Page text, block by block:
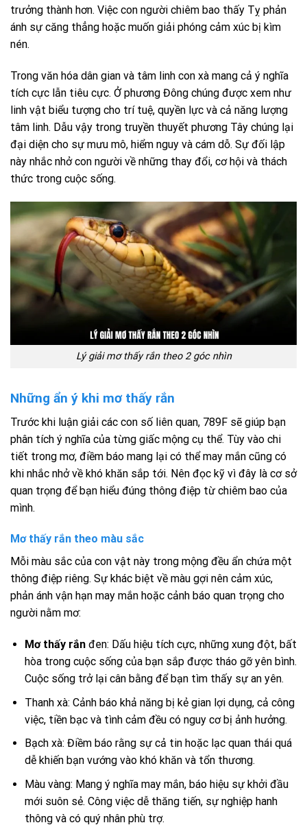
trưởng thành hơn. Việc con người chiêm bao thấy Tỵ phản
ánh sự căng thẳng hoặc muốn giải phóng cảm xúc bị kìm
nén.
Trong văn hóa dân gian và tâm linh con xà mang cả ý nghĩa
tích cực lẫn tiêu cực. Ở phương Đông chúng được xem như
linh vật biểu tượng cho trí tuệ, quyền lực và cả năng lượng
tâm linh. Dẫu vậy trong truyền thuyết phương Tây chúng lại
đại diện cho sự mưu mô, hiểm nguy và cám dỗ. Sự đối lập
này nhắc nhở con người về những thay đổi, cơ hội và thách
thức trong cuộc sống.
Lý giải mơ thấy rắn theo 2 góc nhìn
Những ẩn ý khi mơ thấy rắn
Trước khi luận giải các con số liên quan, 789F sẽ giúp bạn
phân tích ý nghĩa của từng giấc mộng cụ thể. Tùy vào chi
tiết trong mơ, điềm báo mang lại có thể may mắn cũng có
khi nhắc nhở về khó khăn sắp tới. Nên đọc kỹ vì đây là cơ sở
quan trọng để bạn hiểu đúng thông điệp từ chiêm bao của
mình.
Mơ thấy rắn theo màu sắc
Mỗi màu sắc của con vật này trong mộng đều ẩn chứa một
thông điệp riêng. Sự khác biệt về màu gợi nên cảm xúc,
phản ánh vận hạn may mắn hoặc cảnh báo quan trọng cho
người nằm mơ:
Mơ thấy rắn đen: Dấu hiệu tích cực, những xung đột, bất
hòa trong cuộc sống của bạn sắp được tháo gỡ yên bình.
Cuộc sống trở lại cân bằng để bạn tìm thấy sự an yên.
Thanh xà: Cảnh báo khả năng bị kẻ gian lợi dụng, cả công
việc, tiền bạc và tình cảm đều có nguy cơ bị ảnh hưởng.
Bạch xà: Điềm báo rằng sự cả tin hoặc lạc quan thái quá
dễ khiến bạn vướng vào khó khăn và tổn thương.
Màu vàng: Mang ý nghĩa may mắn, báo hiệu sự khởi đầu
mới suôn sẻ. Công việc dễ thăng tiến, sự nghiệp hanh
thông và có quý nhân phù trợ.